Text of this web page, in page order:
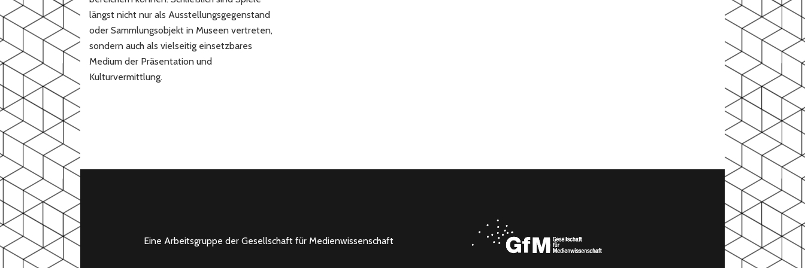
längst nicht nur als Ausstellungsgegenstand
oder Sammlungsobjekt in Museen vertreten,
sondern auch als vielseitig einsetzbares
Medium der Präsentation und
Kulturvermittlung.
Eine Arbeitsgruppe der Gesellschaft für Medienwissenschaft